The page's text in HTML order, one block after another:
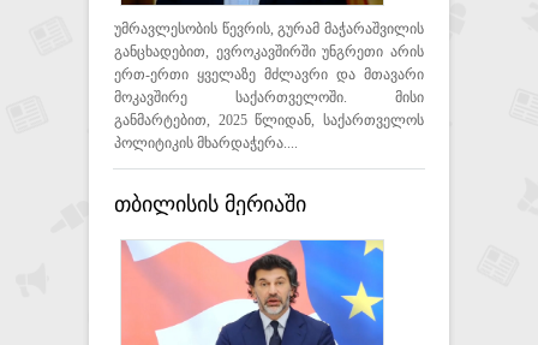
უმრავლესობის წევრის, გურამ მაჭარაშვილის
განცხადებით, ევროკავშირში უნგრეთი არის
ერთ-ერთი ყველაზე მძლავრი და მთავარი
მოკავშირე საქართველოში. მისი
განმარტებით, 2025 წლიდან, საქართველოს
პოლიტიკის მხარდაჭერა....
თბილისის მერიაში
დაგეგმილი რეორგანიზაცია
პოლიტიკურ პროცესებთან
კავშირში არ არის - კალაძე